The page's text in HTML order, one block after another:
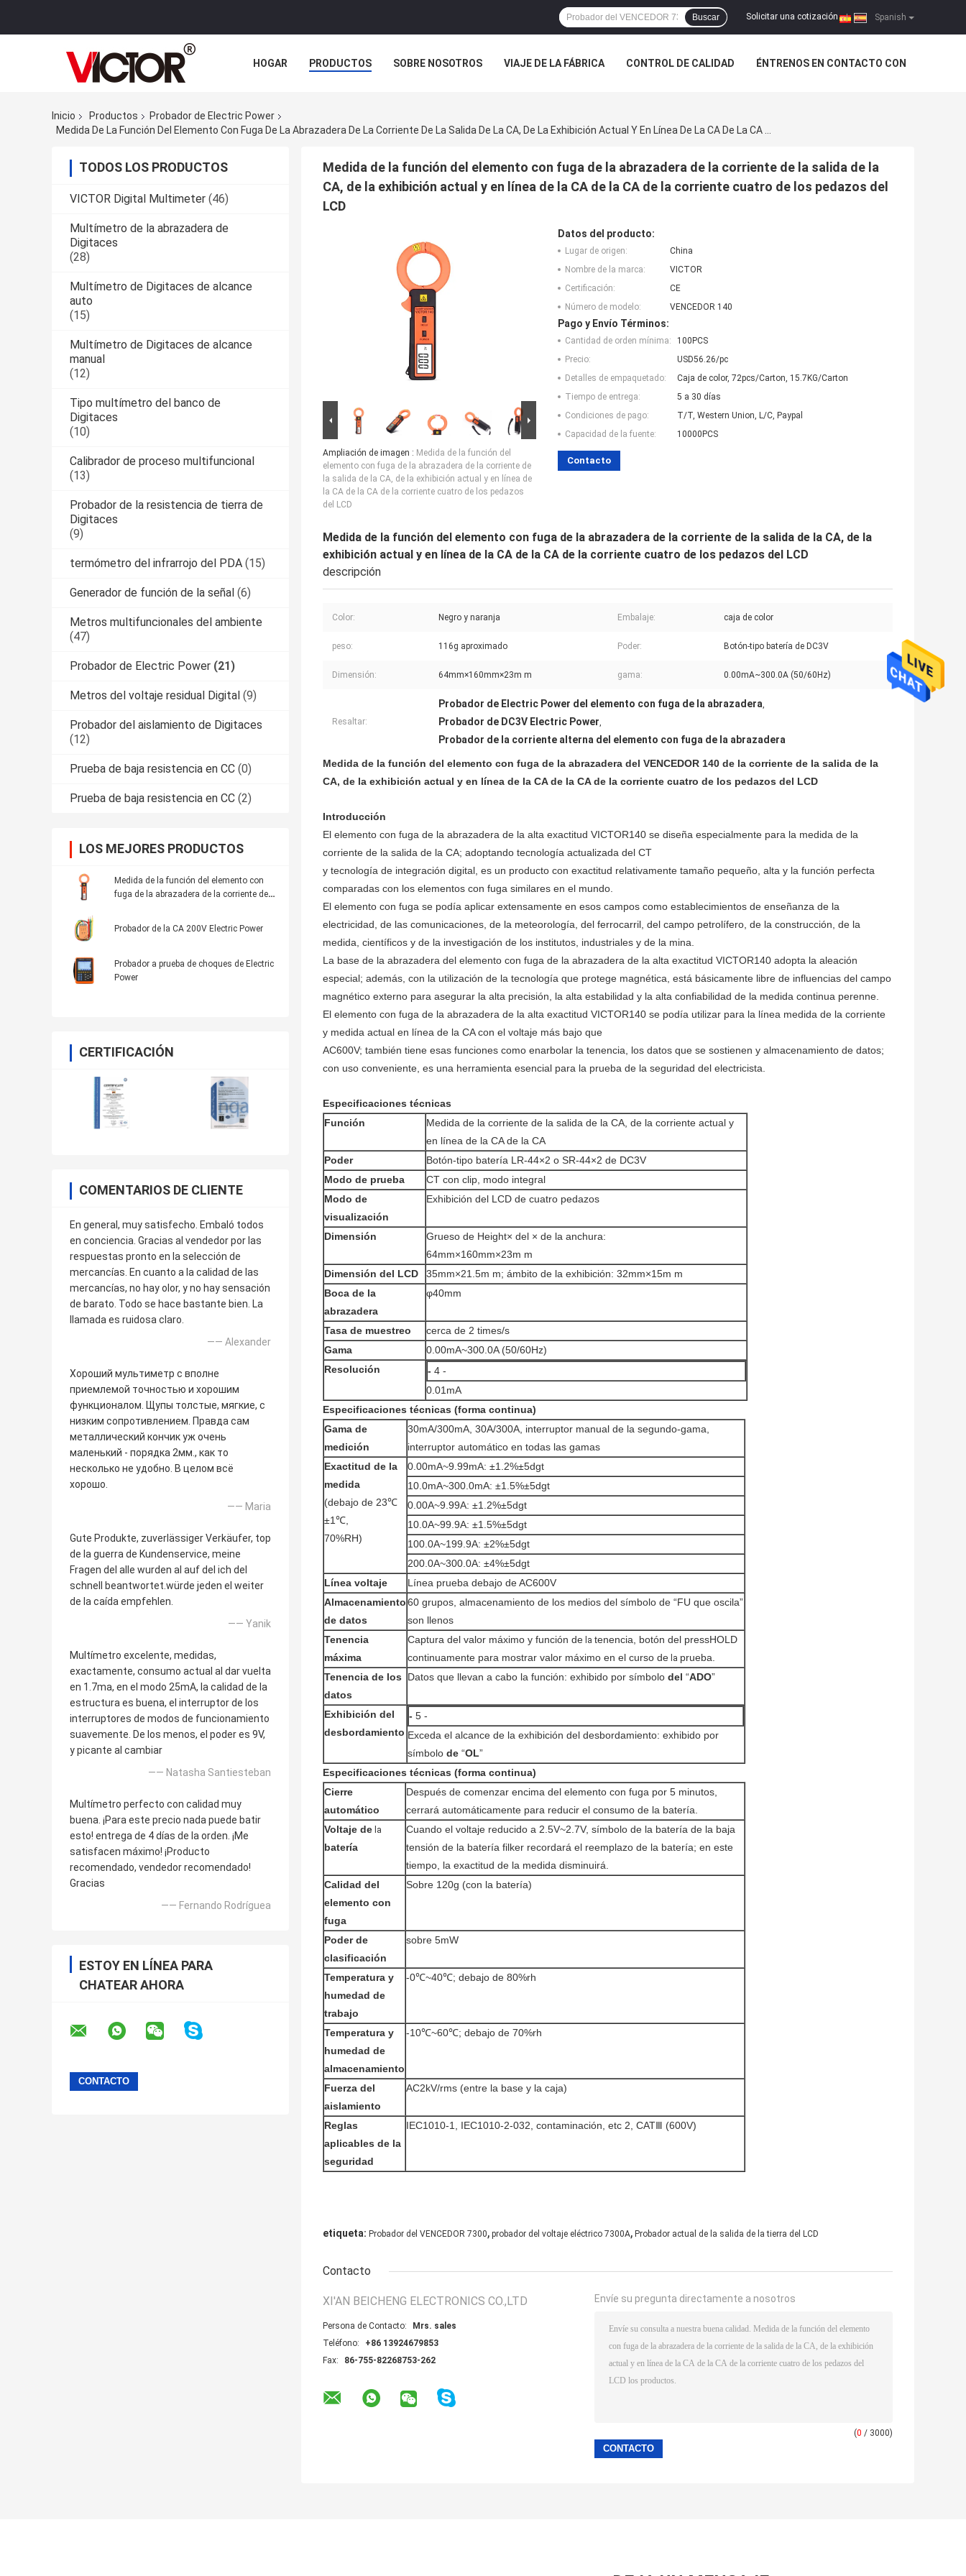
Spanish
Solicitar una cotización |
Buscar
HOGAR PRODUCTOS SOBRE NOSOTROS VIAJE DE LA FÁBRICA CONTROL DE CALIDAD ÉNTRENOS EN CONTACTO CON
Inicio
Productos
Probador de Electric Power
TODOS LOS PRODUCTOS
VICTOR Digital Multimeter (46)
Multímetro de la abrazadera de
Digitaces
(28)
Multímetro de Digitaces de alcance
auto
(15)
Multímetro de Digitaces de alcance
manual
(12)
Tipo multímetro del banco de
Digitaces
(10)
Calibrador de proceso multifuncional
(13)
Probador de la resistencia de tierra de
Digitaces
(9)
termómetro del infrarrojo del PDA (15)
Generador de función de la señal (6)
Metros multifuncionales del ambiente
(47)
Probador de Electric Power (21)
Metros del voltaje residual Digital (9)
Probador del aislamiento de Digitaces
(12)
Prueba de baja resistencia en CC (0)
Prueba de baja resistencia en CC (2)
LOS MEJORES PRODUCTOS
Medida de la función del elemento con
fuga de la abrazadera de la corriente de
corriente cuatro de los pedazos del LCD
Probador de la CA 200V Electric Power
Probador a prueba de choques de Electric
Power
CERTIFICACIÓN
COMENTARIOS DE CLIENTE
En general, muy satisfecho. Embaló todos
en conciencia. Gracias al vendedor por las
respuestas pronto en la selección de
mercancías. En cuanto a la calidad de las
mercancías, no hay olor, y no hay sensación
de barato. Todo se hace bastante bien. La
llamada es ruidosa claro.
—— Alexander
Хороший мультиметр с вполне
приемлемой точностью и хорошим
функционалом. Щупы толстые, мягкие, с
низким сопротивлением. Правда сам
металлический кончик уж очень
маленький - порядка 2мм., как то
несколько не удобно. В целом всё
хорошо.
—— Maria
Gute Produkte, zuverlässiger Verkäufer, top
de la guerra de Kundenservice, meine
Fragen del alle wurden al auf del ich del
schnell beantwortet.würde jeden el weiter
de la caída empfehlen.
—— Yanik
Multímetro excelente, medidas,
exactamente, consumo actual al dar vuelta
en 1.7ma, en el modo 25mA, la calidad de la
estructura es buena, el interruptor de los
interruptores de modos de funcionamiento
suavemente. De los menos, el poder es 9V,
y picante al cambiar
—— Natasha Santiesteban
Multímetro perfecto con calidad muy
buena. ¡Para este precio nada puede batir
esto! entrega de 4 días de la orden. ¡Me
satisfacen máximo! ¡Producto
recomendado, vendedor recomendado!
Gracias
—— Fernando Rodríguea
ESTOY EN LÍNEA PARA
CHATEAR AHORA
Medida de la función del elemento con fuga de la abrazadera de la corriente de la salida de la
CA, de la exhibición actual y en línea de la CA de la CA de la corriente cuatro de los pedazos del
LCD
Ampliación de imagen : Medida de la función del
elemento con fuga de la abrazadera de la corriente de
la salida de la CA, de la exhibición actual y en línea de
la CA de la CA de la corriente cuatro de los pedazos
del LCD
Datos del producto:
Lugar de origen:
China
Nombre de la marca:
VICTOR
Certificación:
CE
Número de modelo:
VENCEDOR 140
Pago y Envío Términos:
Cantidad de orden mínima:
100PCS
Precio:
USD56.26/pc
Detalles de empaquetado:
Caja de color, 72pcs/Carton, 15.7KG/Carton
Tiempo de entrega:
5 a 30 días
Condiciones de pago:
T/T, Western Union, L/C, Paypal
Capacidad de la fuente:
10000PCS
Contacto
Medida de la función del elemento con fuga de la abrazadera de la corriente de la salida de la CA, de la
exhibición actual y en línea de la CA de la CA de la corriente cuatro de los pedazos del LCD
descripción
Color: Negro y naranja Embalaje: caja de color
peso: 116g aproximado Poder: Botón-tipo batería de DC3V
Dimensión: 64mm×160mm×23m m gama: 0.00mA~300.0A (50/60Hz)
Resaltar:
Probador de Electric Power del elemento con fuga de la abrazadera
Probador de DC3V Electric Power
Probador de la corriente alterna del elemento con fuga de la abrazadera
Medida de la función del elemento con fuga de la abrazadera del VENCEDOR 140 de la corriente de la salida de la
CA, de la exhibición actual y en línea de la CA de la CA de la corriente cuatro de los pedazos del LCD
Introducción
El elemento con fuga de la abrazadera de la alta exactitud VICTOR140 se diseña especialmente para la medida de la
corriente de la salida de la CA; adoptando tecnología actualizada del CT
y tecnología de integración digital, es un producto con exactitud relativamente tamaño pequeño, alta y la función perfecta
comparadas con los elementos con fuga similares en el mundo.
El elemento con fuga se podía aplicar extensamente en esos campos como establecimientos de enseñanza de la
electricidad, de las comunicaciones, de la meteorología, del ferrocarril, del campo petrolífero, de la construcción, de la
medida, científicos y de la investigación de los institutos, industriales y de la mina.
La base de la abrazadera del elemento con fuga de la abrazadera de la alta exactitud VICTOR140 adopta la aleación
especial; además, con la utilización de la tecnología que protege magnética, está básicamente libre de influencias del campo
magnético externo para asegurar la alta precisión, la alta estabilidad y la alta confiabilidad de la medida continua perenne.
El elemento con fuga de la abrazadera de la alta exactitud VICTOR140 se podía utilizar para la línea medida de la corriente
y medida actual en línea de la CA con el voltaje más bajo que
AC600V; también tiene esas funciones como enarbolar la tenencia, los datos que se sostienen y almacenamiento de datos;
con uso conveniente, es una herramienta esencial para la prueba de la seguridad del electricista.
Especificaciones técnicas
Función
Medida de la corriente de la salida de la CA, de la corriente actual y
en línea de la CA de la CA
Poder
Botón-tipo batería LR-44×2 o SR-44×2 de DC3V
Modo de prueba
CT con clip, modo integral
Modo de
visualización
Exhibición del LCD de cuatro pedazos
Dimensión
Grueso de Height× del × de la anchura:
64mm×160mm×23m m
Dimensión del LCD
35mm×21.5m m; ámbito de la exhibición: 32mm×15m m
Boca de la
abrazadera
φ40mm
Tasa de muestreo
cerca de 2 times/s
Gama
0.00mA~300.0A (50/60Hz)
Resolución
- 4 -
0.01mA
Especificaciones técnicas (forma continua)
Gama de
medición
30mA/300mA, 30A/300A, interruptor manual de la segundo-gama,
interruptor automático en todas las gamas
Exactitud de la
medida
(debajo de 23℃
±1℃,
70%RH)
0.00mA~9.99mA: ±1.2%±5dgt
10.0mA~300.0mA: ±1.5%±5dgt
0.00A~9.99A: ±1.2%±5dgt
10.0A~99.9A: ±1.5%±5dgt
100.0A~199.9A: ±2%±5dgt
200.0A~300.0A: ±4%±5dgt
Línea voltaje
Línea prueba debajo de AC600V
Almacenamiento
de datos
60 grupos, almacenamiento de los medios del símbolo de “FU que oscila”
son llenos
Tenencia
máxima
Captura del valor máximo y función de la tenencia, botón del pressHOLD
continuamente para mostrar valor máximo en el curso de la prueba.
Tenencia de los
datos
Datos que llevan a cabo la función: exhibido por símbolo del “ADO”
Exhibición del
desbordamiento
- 5 -
Exceda el alcance de la exhibición del desbordamiento: exhibido por
símbolo de “OL”
Especificaciones técnicas (forma continua)
Cierre
automático
Después de comenzar encima del elemento con fuga por 5 minutos,
cerrará automáticamente para reducir el consumo de la batería.
Voltaje de la
batería
Cuando el voltaje reducido a 2.5V~2.7V, símbolo de la batería de la baja
tensión de la batería filker recordará el reemplazo de la batería; en este
tiempo, la exactitud de la medida disminuirá.
Calidad del
elemento con
fuga
Sobre 120g (con la batería)
Poder de
clasificación
sobre 5mW
Temperatura y
humedad de
trabajo
-0℃~40℃; debajo de 80%rh
Temperatura y
humedad de
almacenamiento
-10℃~60℃; debajo de 70%rh
Fuerza del
aislamiento
AC2kV/rms (entre la base y la caja)
Reglas
aplicables de la
seguridad
IEC1010-1, IEC1010-2-032, contaminación, etc 2, CATⅢ (600V)
etiqueta: Probador del VENCEDOR 7300, probador del voltaje eléctrico 7300A, Probador actual de la salida de la tierra del LCD
Contacto
XI'AN BEICHENG ELECTRONICS CO.,LTD
Persona de Contacto:
Mrs. sales
Teléfono:
+86 13924679853
Fax:
86-755-82268753-262
Envíe su pregunta directamente a nosotros
(0 / 3000)